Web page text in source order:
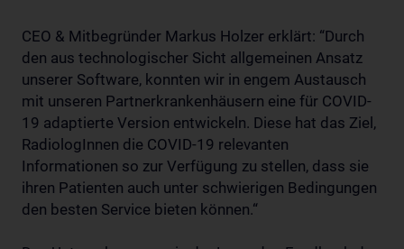
CEO & Mitbegründer Markus Holzer erklärt: “Durch
den aus technologischer Sicht allgemeinen Ansatz
unserer Software, konnten wir in engem Austausch
mit unseren Partnerkrankenhäusern eine für COVID-
19 adaptierte Version entwickeln. Diese hat das Ziel,
RadiologInnen die COVID-19 relevanten
Informationen so zur Verfügung zu stellen, dass sie
ihren Patienten auch unter schwierigen Bedingungen
den besten Service bieten können.“